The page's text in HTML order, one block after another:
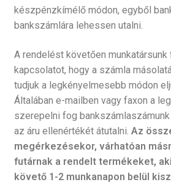
készpénzkímélő módon, egyből
bankszámlára lehessen utalni.
A rendelést követően
kapcsolatot, hogy a számla
tudjuk a legkényelmesebb módon
Általában e-mailben vagy faxon a
szerepelni fog
az áru ellenértékét átutalni. Az
megérkezésekor, várhatóan
futárnak a rendelt termékeket,
követő 1-2 munkanapon belül